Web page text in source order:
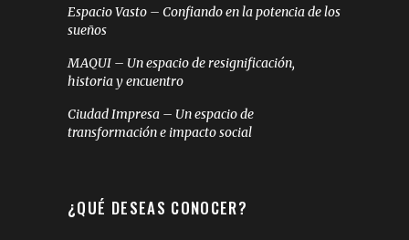
Espacio Vasto – Confiando en la potencia de los
sueños
MAQUI – Un espacio de resignificación,
historia y encuentro
Ciudad Impresa – Un espacio de
transformación e impacto social
¿QUÉ DESEAS CONOCER?